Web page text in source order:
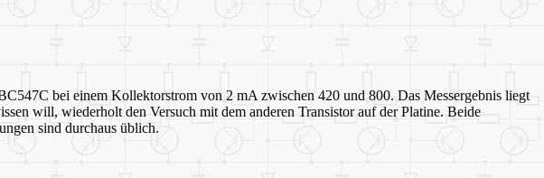
bei einem Kollektorstrom von 2 mA zwischen 420 und 800. Das Messergebnis liegt
will, wiederholt den Versuch mit dem anderen Transistor auf der Platine. Beide
sind durchaus üblich.